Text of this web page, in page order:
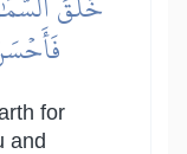
for
and